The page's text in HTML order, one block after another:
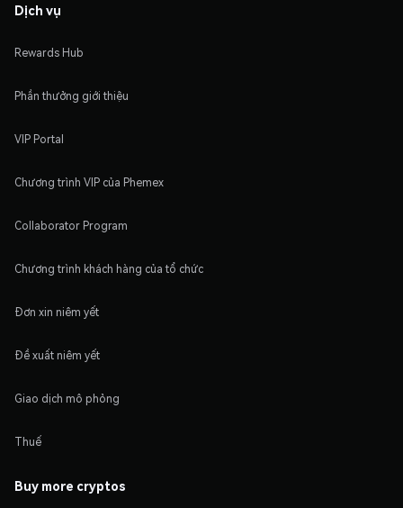
Dịch vụ
Rewards Hub
Phần thưởng giới thiệu
VIP Portal
Chương trình VIP của Phemex
Collaborator Program
Chương trình khách hàng của tổ chức
Đơn xin niêm yết
Đề xuất niêm yết
Giao dịch mô phỏng
Thuế
Buy more cryptos